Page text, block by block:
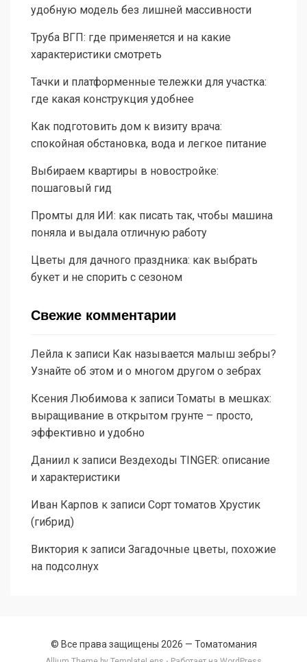
удобную модель без лишней массивности
Труба ВГП: где применяется и на какие
характеристики смотреть
Тачки и платформенные тележки для участка:
где какая конструкция удобнее
Как подготовить дом к визиту врача:
спокойная обстановка, вода и легкое питание
Выбираем квартиры в новостройке:
пошаговый гид
Промты для ИИ: как писать так, чтобы машина
поняла и выдала отличную работу
Цветы для дачного праздника: как выбрать
букет и не спорить с сезоном
Свежие комментарии
Лейла к записи Как называется малыш зебры?
Узнайте об этом и о многом другом о зебрах
Ксения Любимова к записи Томаты в мешках:
выращивание в открытом грунте – просто,
эффективно и удобно
Даниил к записи Вездеходы TINGER: описание
и характеристики
Иван Карпов к записи Сорт томатов Хрустик
(гибрид)
Виктория к записи Загадочные цветы, похожие
на подсолнух
© Все права защищены 2026 — Томатомания